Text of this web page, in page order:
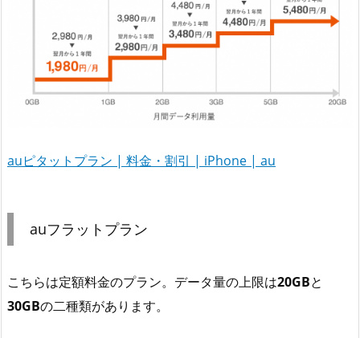
auピタットプラン | 料金・割引 | iPhone | au
auフラットプラン
こちらは定額料金のプラン。データ量の上限は20GBと
30GBの二種類があります。